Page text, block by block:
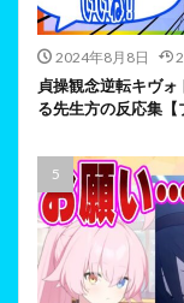
2024年8月8日
貞操観念逆転キヴ
る先生方の反応集【